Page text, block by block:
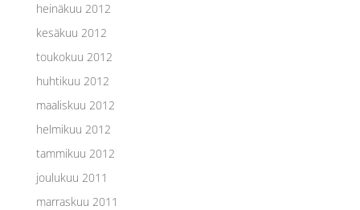
heinäkuu 2012
kesäkuu 2012
toukokuu 2012
huhtikuu 2012
maaliskuu 2012
helmikuu 2012
tammikuu 2012
joulukuu 2011
marraskuu 2011